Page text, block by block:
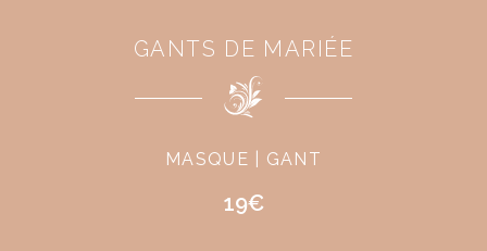
GANTS DE MARIÉE
MASQUE | GANT
19€